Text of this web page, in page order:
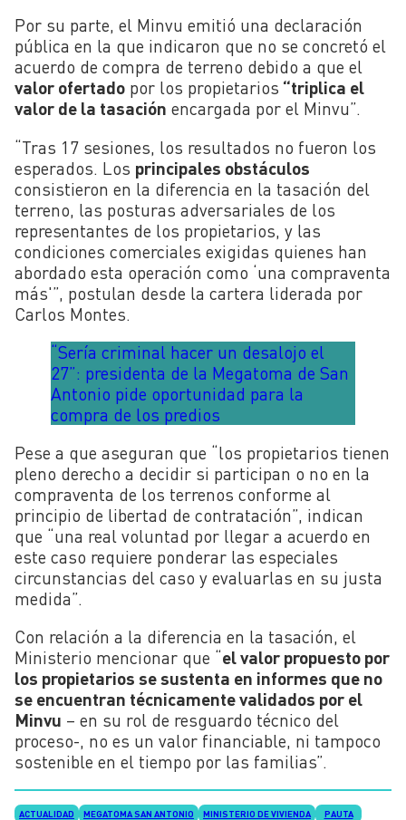
Por su parte, el Minvu emitió una declaración
pública en la que indicaron que no se concretó el
acuerdo de compra de terreno debido a que el
valor ofertado por los propietarios “triplica el
valor de la tasación encargada por el Minvu”.
“Tras 17 sesiones, los resultados no fueron los
esperados. Los principales obstáculos
consistieron en la diferencia en la tasación del
terreno, las posturas adversariales de los
representantes de los propietarios, y las
condiciones comerciales exigidas quienes han
abordado esta operación como ‘una compraventa
más'”, postulan desde la cartera liderada por
Carlos Montes.
“Sería criminal hacer un desalojo el
27”: presidenta de la Megatoma de San
Antonio pide oportunidad para la
compra de los predios
Pese a que aseguran que “los propietarios tienen
pleno derecho a decidir si participan o no en la
compraventa de los terrenos conforme al
principio de libertad de contratación”, indican
que “una real voluntad por llegar a acuerdo en
este caso requiere ponderar las especiales
circunstancias del caso y evaluarlas en su justa
medida”.
Con relación a la diferencia en la tasación, el
Ministerio mencionar que “el valor propuesto por
los propietarios se sustenta en informes que no
se encuentran técnicamente validados por el
Minvu – en su rol de resguardo técnico del
proceso-, no es un valor financiable, ni tampoco
sostenible en el tiempo por las familias”.
ACTUALIDAD MEGATOMA SAN ANTONIO MINISTERIO DE VIVIENDA PAUTA